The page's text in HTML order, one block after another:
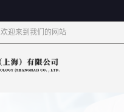
欢迎来到我们的网站